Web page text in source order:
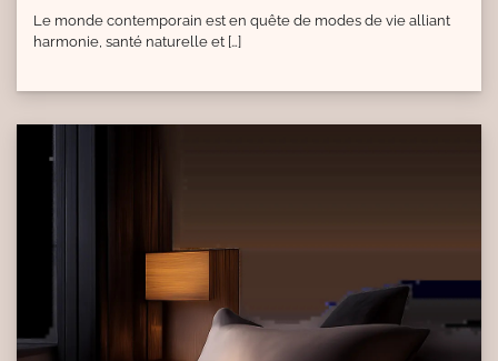
Le monde contemporain est en quête de modes de vie alliant
harmonie, santé naturelle et […]